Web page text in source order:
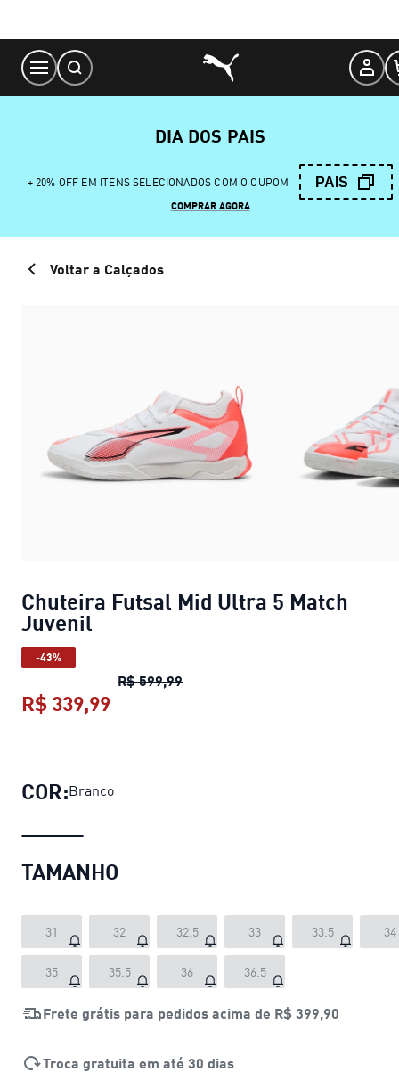
Content
DIA DOS PAIS
+ 20% OFF EM ITENS SELECIONADOS COM O CUPOM PAIS
COMPRAR AGORA
Voltar a Calçados
Chuteira Futsal Mid Ultra 5 Match
Juvenil
-43%
R$ 599,99Chuteira Futsal Mid Ultra 5
R$ 339,99
COR:Branco
TAMANHO
31 32 32.5 33 33.5 34
35 35.5 36 36.5
Frete grátis para pedidos acima de R$ 399,90
Troca gratuita em até 30 dias